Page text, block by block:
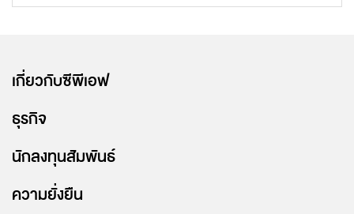
เกี่ยวกับซีพีเอฟ
ธุรกิจ
นักลงทุนสัมพันธ์
ความยั่งยืน